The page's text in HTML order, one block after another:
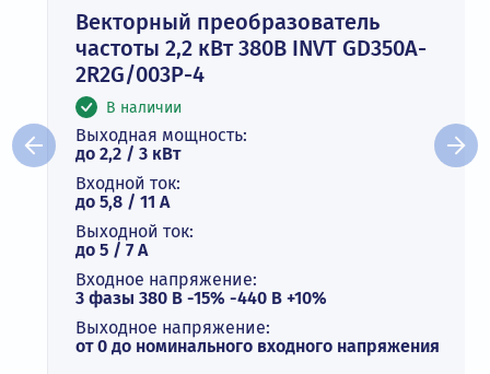
Векторный преобразователь
частоты 2,2 кВт 380В INVT GD350A-
2R2G/003P-4
В наличии
Выходная мощность:
до 2,2 / 3 кВт
Входной ток:
до 5,8 / 11 А
Выходной ток:
до 5 / 7 A
Входное напряжение:
3 фазы 380 В -15% -440 В +10%
Выходное напряжение:
от 0 до номинального входного напряжения